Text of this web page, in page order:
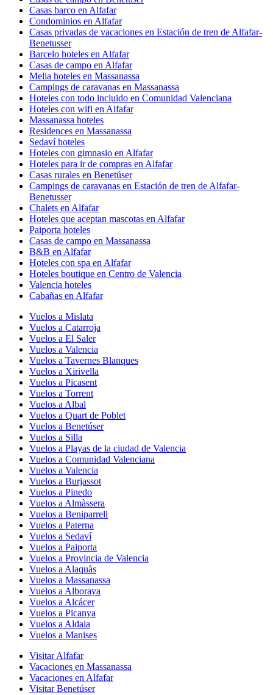
Casas barco en Alfafar
Condominios en Alfafar
Casas privadas de vacaciones en Estación de tren de Alfafar-
Benetusser
Barcelo hoteles en Alfafar
Casas de campo en Alfafar
Melia hoteles en Massanassa
Campings de caravanas en Massanassa
Hoteles con todo incluido en Comunidad Valenciana
Hoteles con wifi en Alfafar
Massanassa hoteles
Residences en Massanassa
Sedaví hoteles
Hoteles con gimnasio en Alfafar
Hoteles para ir de compras en Alfafar
Casas rurales en Benetúser
Campings de caravanas en Estación de tren de Alfafar-
Benetusser
Chalets en Alfafar
Hoteles que aceptan mascotas en Alfafar
Paiporta hoteles
Casas de campo en Massanassa
B&B en Alfafar
Hoteles con spa en Alfafar
Hoteles boutique en Centro de Valencia
Valencia hoteles
Cabañas en Alfafar
Vuelos a Mislata
Vuelos a Catarroja
Vuelos a El Saler
Vuelos a Valencia
Vuelos a Tavernes Blanques
Vuelos a Xirivella
Vuelos a Picasent
Vuelos a Torrent
Vuelos a Albal
Vuelos a Quart de Poblet
Vuelos a Benetúser
Vuelos a Silla
Vuelos a Playas de la ciudad de Valencia
Vuelos a Comunidad Valenciana
Vuelos a Valencia
Vuelos a Burjassot
Vuelos a Pinedo
Vuelos a Almàssera
Vuelos a Beniparrell
Vuelos a Paterna
Vuelos a Sedaví
Vuelos a Paiporta
Vuelos a Provincia de Valencia
Vuelos a Alaquàs
Vuelos a Massanassa
Vuelos a Alboraya
Vuelos a Alcácer
Vuelos a Picanya
Vuelos a Aldaia
Vuelos a Manises
Visitar Alfafar
Vacaciones en Massanassa
Vacaciones en Alfafar
Visitar Benetúser